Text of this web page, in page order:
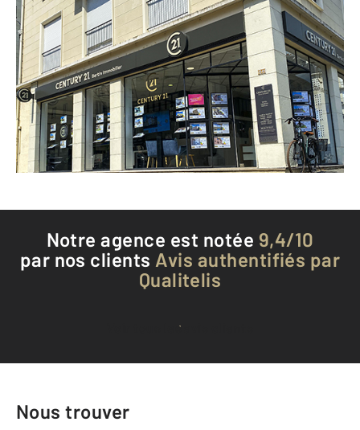
CENTURY 21 Bertin Immobilier
31 rue des Jacobins
CAEN - 14000
Envoyer un message
Téléphoner à l'agence
Notre agence est notée 9,4/10
par nos clients Avis authentifiés par
Qualitelis
Voir tous les avis clients
Nous trouver